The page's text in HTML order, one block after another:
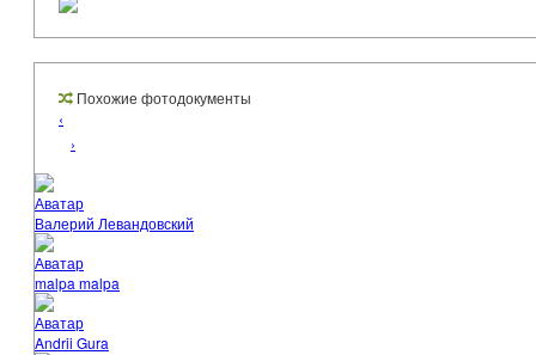
Похожие фотодокументы
‹
›
Аватар
Валерий Левандовский
Аватар
malpa malpa
Аватар
Andrii Gura